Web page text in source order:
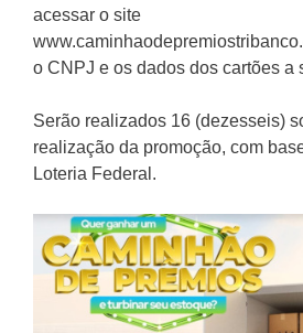
acessar o site
o CNPJ e os dados dos cartões a
Serão realizados 16 (dezesseis)
realização da promoção, com
Loteria Federal.